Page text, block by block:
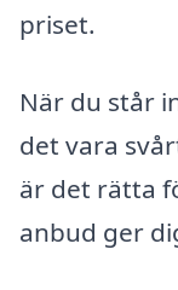
priset.
När du står
det vara
är det rätta
anbud ger